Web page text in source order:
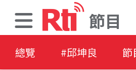
節目
總覽 #邱坤良 節